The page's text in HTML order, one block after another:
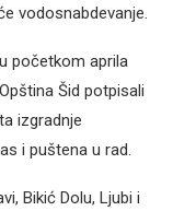
vodosnabdevanje.
početkom aprila
Šid potpisali
izgradnje
i puštena u rad.
Bikić Dolu, Ljubi i